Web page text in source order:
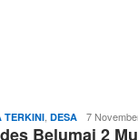
TERKINI DESA admin
7
Belumai 2